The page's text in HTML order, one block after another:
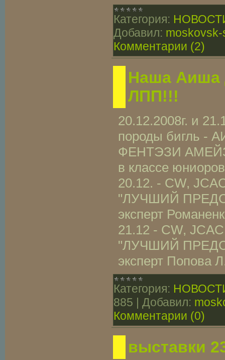
Категория:
Добавил: moskovsk-
Комментарии (2)
Наша Аиша
ЛПП!!!
20.12.2008г. и
породы бигль -
ФЕНТЭЗИ
в классе
20.12. - CW,
"ЛУЧШИЙ
эксперт
21.12 - CW,
"ЛУЧШИЙ
эксперт Попова
Категория:
885
Добавил:
Комментарии (0)
выставки